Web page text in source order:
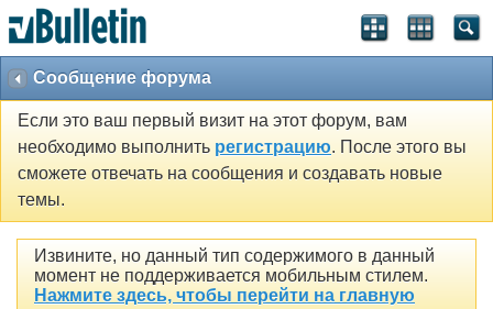
Сообщение форума
Если это ваш первый визит на этот форум, вам
необходимо выполнить регистрацию. После этого вы
сможете отвечать на сообщения и создавать новые
темы.
Извините, но данный тип содержимого в данный
момент не поддерживается мобильным стилем.
Нажмите здесь, чтобы перейти на главную